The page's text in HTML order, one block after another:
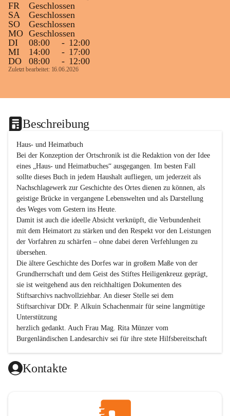
FR
Geschlossen
SA
Geschlossen
SO
Geschlossen
MO Geschlossen
DI
08:00 - 12:00
MI
14:00 - 17:00
DO
08:00 - 12:00
Zuletzt bearbeitet: 16.06.2026
Beschreibung
Haus- und Heimatbuch
Bei der Konzeption der Ortschronik ist die Redaktion von der Idee
eines „Haus- und Heimatbuches“ ausgegangen. Im besten Fall
sollte dieses Buch in jedem Haushalt aufliegen, um jederzeit als
Nachschlagewerk zur Geschichte des Ortes dienen zu können, als
geistige Brücke in vergangene Lebenswelten und als Darstellung
des Weges vom Gestern ins Heute.
Damit ist auch die ideelle Absicht verknüpft, die Verbundenheit
mit dem Heimatort zu stärken und den Respekt vor den Leistungen
der Vorfahren zu schärfen – ohne dabei deren Verfehlungen zu
übersehen.
Die ältere Geschichte des Dorfes war in großem Maße von der
Grundherrschaft und dem Geist des Stiftes Heiligenkreuz geprägt,
sie ist weitgehend aus den reichhaltigen Dokumenten des
Stiftsarchivs nachvollziehbar. An dieser Stelle sei dem
Stiftsarchivar DDr. P. Alkuin Schachenmair für seine langmütige
Unterstützung
herzlich gedankt. Auch Frau Mag. Rita Münzer vom
Burgenländischen Landesarchiv sei für ihre stete Hilfsbereitschaft
Dank gilt den Textautoren dieser Chronik, dem kleinen
Redaktionsteam, für die gute Zusammenarbeit.
gedankt werden, die durch ihre Erinnerungen, Informationen und
durch das Überlassen von Fotos und Dokumenten zum Gesamtbild
Kontakte